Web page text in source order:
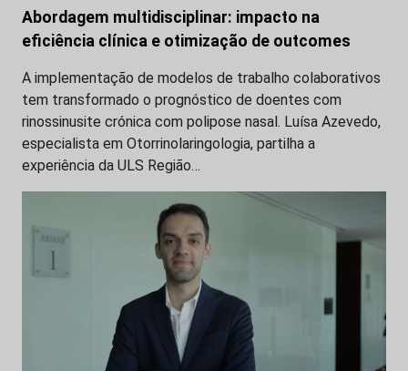
Abordagem multidisciplinar: impacto na
eficiência clínica e otimização de outcomes
A implementação de modelos de trabalho colaborativos
tem transformado o prognóstico de doentes com
rinossinusite crónica com polipose nasal. Luísa Azevedo,
especialista em Otorrinolaringologia, partilha a
experiência da ULS Região…